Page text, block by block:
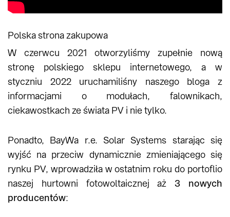
Polska strona zakupowa
W czerwcu 2021 otworzyliśmy zupełnie nową
stronę polskiego sklepu internetowego, a w
styczniu 2022 uruchamiliśny naszego bloga z
informacjami o modułach, falownikach,
ciekawostkach ze świata PV i nie tylko.
Ponadto, BayWa r.e. Solar Systems starając się
wyjść na przeciw dynamicznie zmieniającego się
rynku PV, wprowadziła w ostatnim roku do portoflio
naszej hurtowni fotowoltaicznej aż3 nowych
producentów: